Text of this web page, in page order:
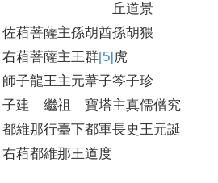
丘道景
佐葙菩薩主孫胡酋孫胡猥
右葙菩薩主王群[5] 虎
師子龍王主元葦子笒子珍
子建 繼祖 寶塔主真儒僧究
都維那行臺下都軍長史王元誕
右葙都維那王道度